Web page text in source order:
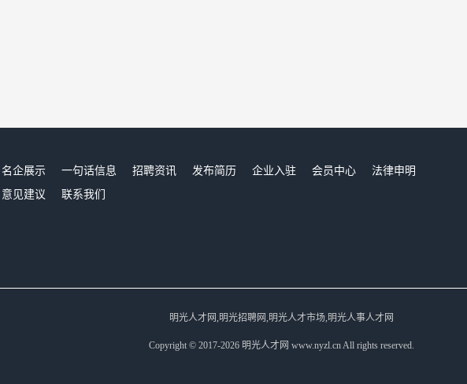
名企展示 一句话信息 招聘资讯 发布简历 企业入驻 会员中心
法律申明
意见建议 联系我们
明光人才网,明光招聘网,明光人才市场,明光人事人才网
Copyright © 2017-2026 明光人才网 www.nyzl.cn All rights reserved.